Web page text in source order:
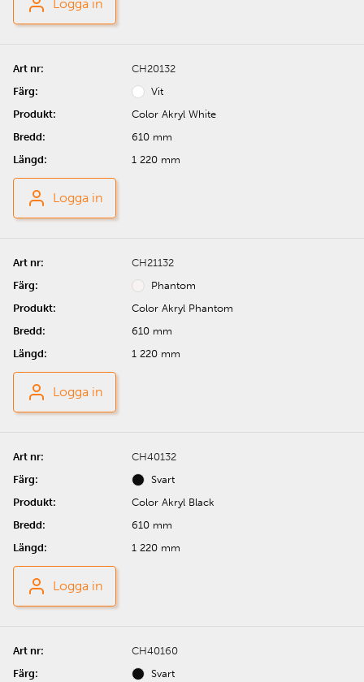
Logga in
CH20132
Vit
Color Akryl White
610 mm
1 220 mm
Logga in
CH21132
Phantom
Color Akryl Phantom
610 mm
1 220 mm
Logga in
CH40132
Svart
Color Akryl Black
610 mm
1 220 mm
Logga in
CH40160
Svart